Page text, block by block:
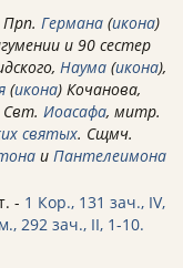
Прп. Германа (икона)
и 90 сестер
Наума (икона),
(икона) Кочанова,
Свт. Иоасафа, митр.
святых. Сщмч.
и Пантелеимона
- 1 Кор., 131 зач., IV,
292 зач., II, 1-10.